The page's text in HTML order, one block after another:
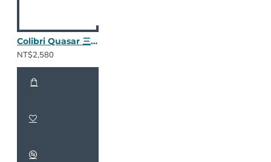
Colibri Quasar 三合一鑽孔器 (金屬銀)
NT$2,580